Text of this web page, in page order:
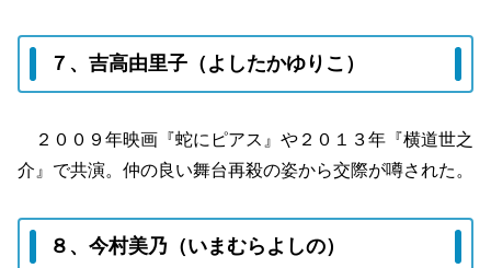
７、吉高由里子（よしたかゆりこ）
２００９年映画『蛇にピアス』や２０１３年『横道世之
介』で共演。仲の良い舞台再殺の姿から交際が噂された。
８、今村美乃（いまむらよしの）